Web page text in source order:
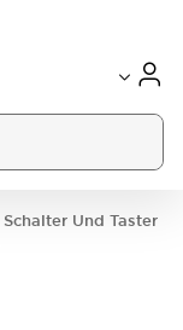
Schalter Und Taster